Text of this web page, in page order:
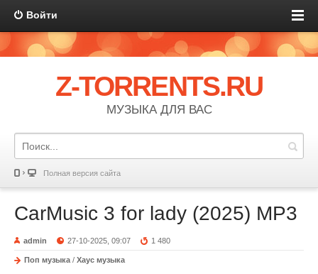
Войти
Z-TORRENTS.RU
МУЗЫКА ДЛЯ ВАС
Полная версия сайта
CarMusic 3 for lady (2025) MP3
admin 27-10-2025, 09:07 1 480
Поп музыка / Хаус музыка